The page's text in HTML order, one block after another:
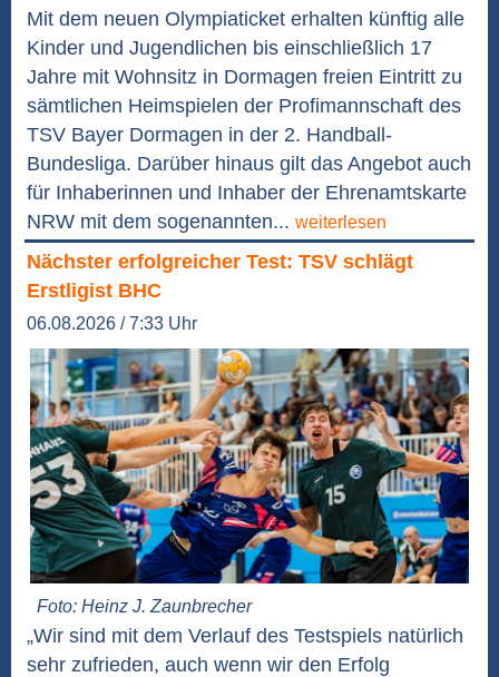
Mit dem neuen Olympiaticket erhalten künftig alle
Kinder und Jugendlichen bis einschließlich 17
Jahre mit Wohnsitz in Dormagen freien Eintritt zu
sämtlichen Heimspielen der Profimannschaft des
TSV Bayer Dormagen in der 2. Handball-
Bundesliga. Darüber hinaus gilt das Angebot auch
für Inhaberinnen und Inhaber der Ehrenamtskarte
NRW mit dem sogenannten... weiterlesen
Nächster erfolgreicher Test: TSV schlägt
Erstligist BHC
06.08.2026 / 7:33 Uhr
Foto: Heinz J. Zaunbrecher
„Wir sind mit dem Verlauf des Testspiels natürlich
sehr zufrieden, auch wenn wir den Erfolg